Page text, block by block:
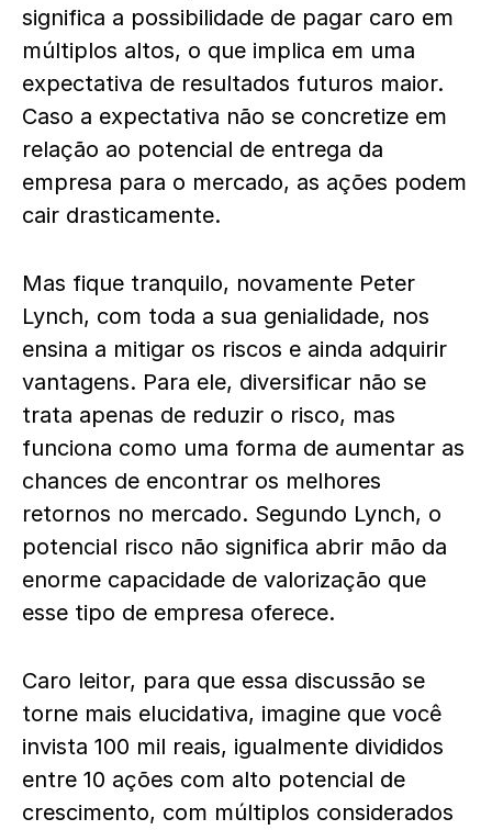
significa a possibilidade de pagar caro em
múltiplos altos, o que implica em uma
expectativa de resultados futuros maior.
Caso a expectativa não se concretize em
relação ao potencial de entrega da
empresa para o mercado, as ações podem
cair drasticamente.
Mas fique tranquilo, novamente Peter
Lynch, com toda a sua genialidade, nos
ensina a mitigar os riscos e ainda adquirir
vantagens. Para ele, diversificar não se
trata apenas de reduzir o risco, mas
funciona como uma forma de aumentar as
chances de encontrar os melhores
retornos no mercado. Segundo Lynch, o
potencial risco não significa abrir mão da
enorme capacidade de valorização que
esse tipo de empresa oferece.
Caro leitor, para que essa discussão se
torne mais elucidativa, imagine que você
invista 100 mil reais, igualmente divididos
entre 10 ações com alto potencial de
crescimento, com múltiplos considerados